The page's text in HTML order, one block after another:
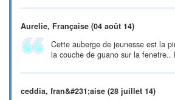
Aurelie, Française (04 août 14)
Cette auberge de jeunesse est la
la couche de guano sur la
ceddia, fran&#231;aise (28 juillet 14)